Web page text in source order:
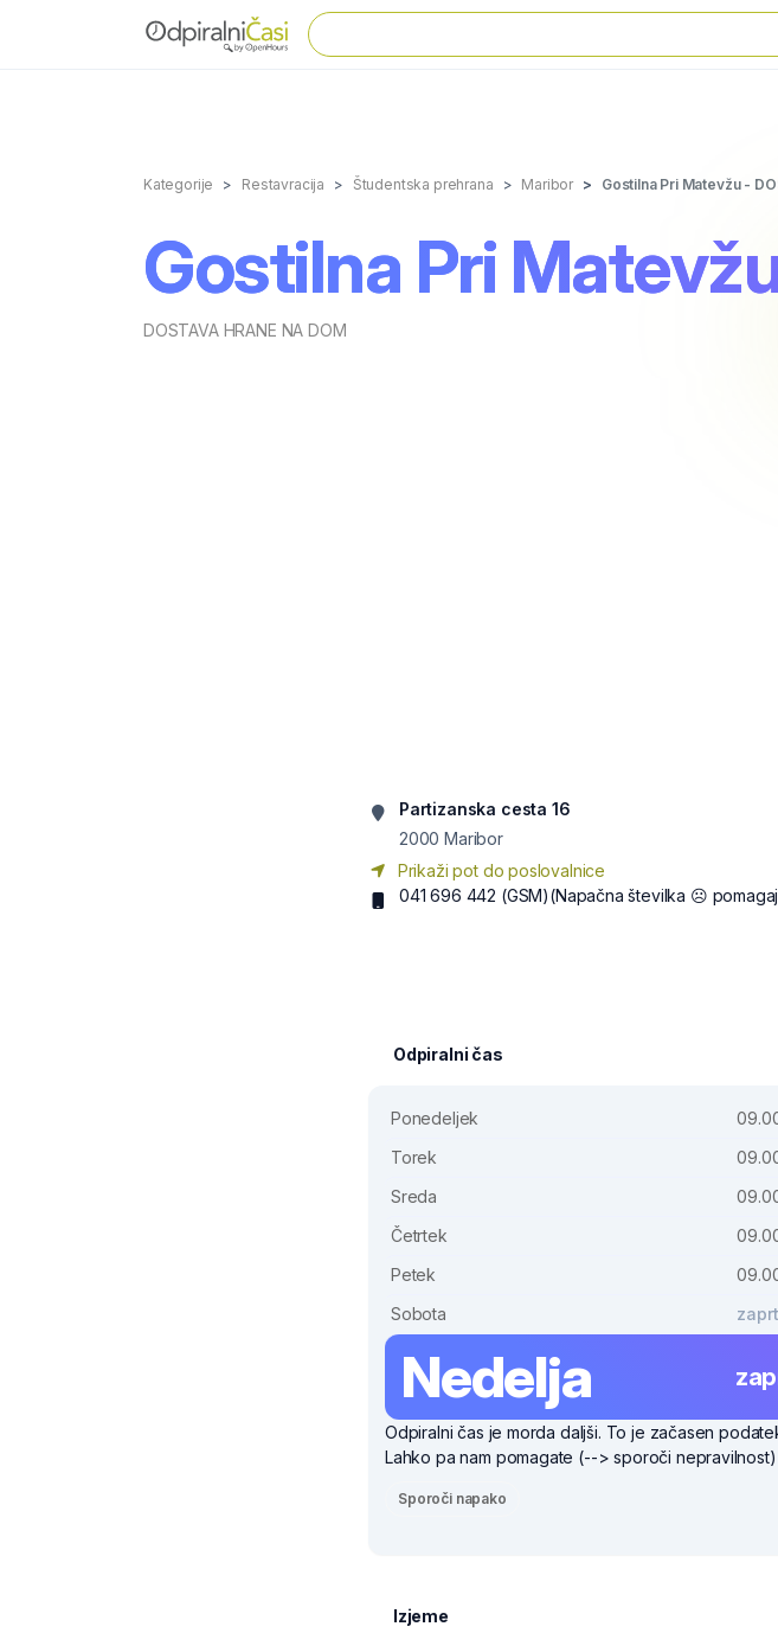
Kategorije Restavracija Študentska prehrana Maribor Gostilna Pri Matevžu -
Gostilna Pri
DOSTAVA HRANE NA DOM
Partizanska cesta 16
2000 Maribor
Prikaži pot do poslovalnice
041 696 442 (GSM)(Napačna številka ☹
Odpiralni čas
Ponedeljek
Torek
Sreda
Četrtek
Petek
Sobota
Nedelja
Odpiralni čas je morda daljši. To je začasen
Lahko pa nam pomagate (--> sporoči nepravilnost)
Sporoči napako
Izjeme